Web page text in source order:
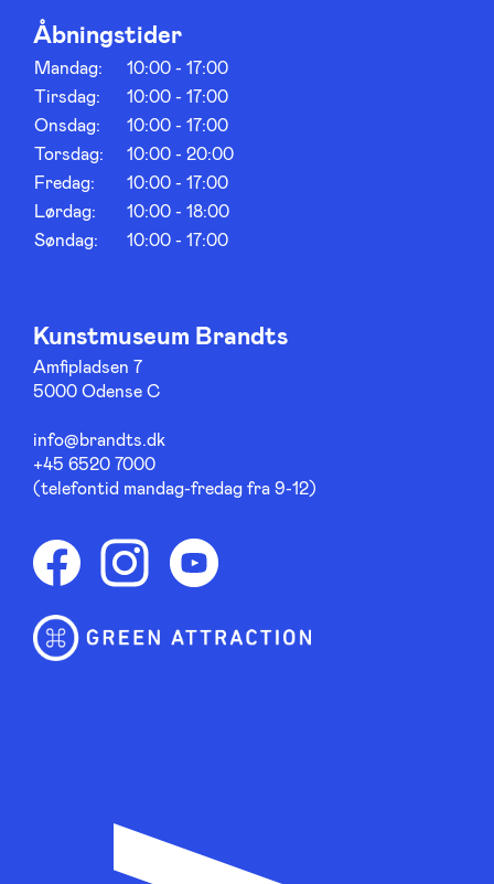
Åbningstider
Mandag:
10:00 - 17:00
Tirsdag:
10:00 - 17:00
Onsdag:
10:00 - 17:00
Torsdag:
10:00 - 20:00
Fredag:
10:00 - 17:00
Lørdag:
10:00 - 18:00
Søndag:
10:00 - 17:00
Kunstmuseum Brandts
Amfipladsen 7
5000 Odense C
info@brandts.dk
+45 6520 7000
(telefontid mandag-fredag fra 9-12)